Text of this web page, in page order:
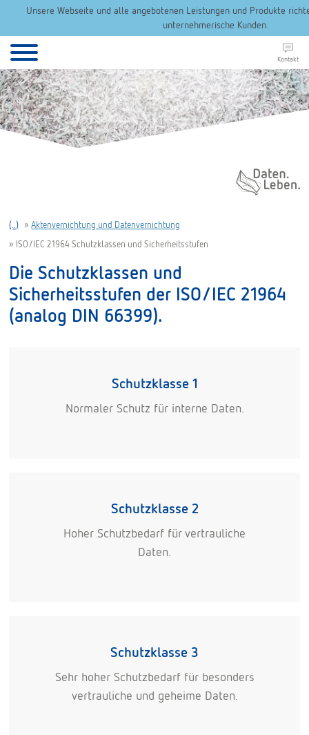
Unsere Webseite und alle angebotenen Leistungen und Produkte
unternehmerische Kunden.
Kontakt
Daten. Leben.
(..) »Aktenvernichtung und Datenvernichtung
» ISO/IEC 21964 Schutzklassen und Sicherheitsstufen
Die Schutzklassen und
Sicherheitsstufen der ISO/IEC 21964
(analog DIN 66399).
Schutzklasse 1
Normaler Schutz für interne Daten.
Schutzklasse 2
Hoher Schutzbedarf für vertrauliche
Daten.
Schutzklasse 3
Sehr hoher Schutzbedarf für besonders
vertrauliche und geheime Daten.